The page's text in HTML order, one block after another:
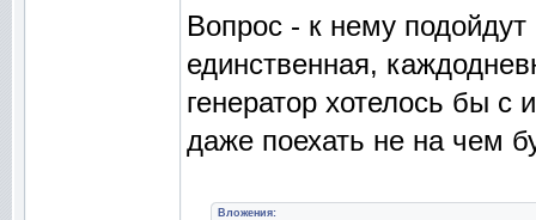
Вопрос - к нему
единственная,
генератор хотелось бы
даже поехать не на чем
Вложения: